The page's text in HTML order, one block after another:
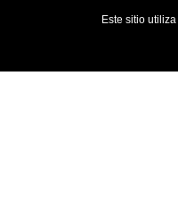
Este sitio utiliza